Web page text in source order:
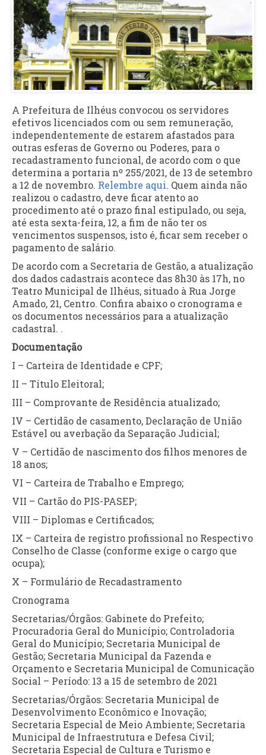
A Prefeitura de Ilhéus convocou os servidores
efetivos licenciados com ou sem remuneração,
independentemente de estarem afastados para
outras esferas de Governo ou Poderes, para o
recadastramento funcional, de acordo com o que
determina a portaria nº 255/2021, de 13 de setembro
a 12 de novembro. Relembre aqui. Quem ainda não
realizou o cadastro, deve ficar atento ao
procedimento até o prazo final estipulado, ou seja,
até esta sexta-feira, 12, a fim de não ter os
vencimentos suspensos, isto é, ficar sem receber o
pagamento de salário.
De acordo com a Secretaria de Gestão, a atualização
dos dados cadastrais acontece das 8h30 às 17h, no
Teatro Municipal de Ilhéus, situado à Rua Jorge
Amado, 21, Centro. Confira abaixo o cronograma e
os documentos necessários para a atualização
cadastral. .
Documentação
I – Carteira de Identidade e CPF;
II – Título Eleitoral;
III – Comprovante de Residência atualizado;
IV – Certidão de casamento, Declaração de União
Estável ou averbação da Separação Judicial;
V – Certidão de nascimento dos filhos menores de
18 anos;
VI – Carteira de Trabalho e Emprego;
VII – Cartão do PIS-PASEP;
VIII – Diplomas e Certificados;
IX – Carteira de registro profissional no Respectivo
Conselho de Classe (conforme exige o cargo que
ocupa);
X – Formulário de Recadastramento
Cronograma
Secretarias/Órgãos: Gabinete do Prefeito;
Procuradoria Geral do Município; Controladoria
Geral do Município; Secretaria Municipal de
Gestão; Secretaria Municipal da Fazenda e
Orçamento e Secretaria Municipal de Comunicação
Social – Período: 13 a 15 de setembro de 2021
Secretarias/Órgãos: Secretaria Municipal de
Desenvolvimento Econômico e Inovação;
Secretaria Especial de Meio Ambiente; Secretaria
Municipal de Infraestrutura e Defesa Civil;
Secretaria Especial de Cultura e Turismo e